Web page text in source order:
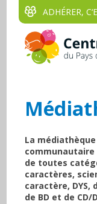
ADHÉRER,
La
communautaire
de toutes
caractères,
caractère, DYS,
de BD et de CD/